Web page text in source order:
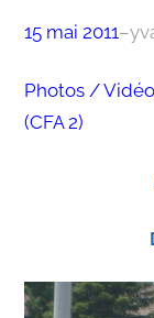
15 mai 2011–
Photos /
(CFA 2)